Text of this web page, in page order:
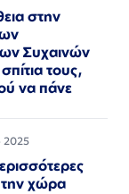
στην
Συχαινών
τους,
να πάνε
2025
την χώρα